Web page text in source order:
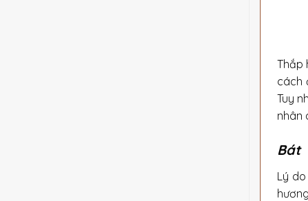
Thắp
cách
Tuy
nhân
Bát
Lý